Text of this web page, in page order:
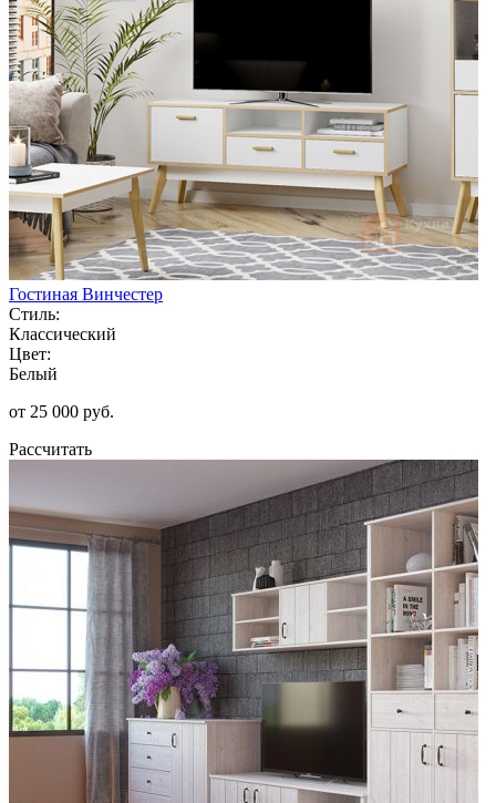
Гостиная Винчестер
Стиль:
Классический
Цвет:
Белый
от 25 000 руб.
Рассчитать